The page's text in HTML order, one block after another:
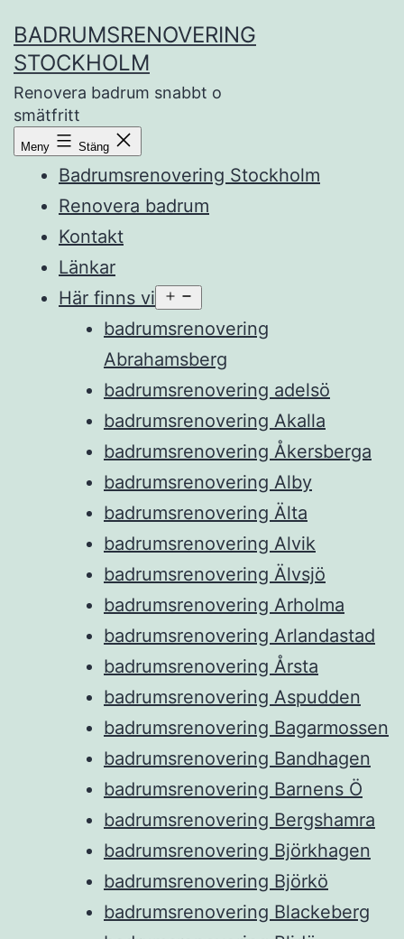
till
innehåll
BADRUMSRENOVERING
STOCKHOLM
Renovera badrum snabbt o
smätfritt
Meny Stäng
Badrumsrenovering Stockholm
Renovera badrum
Kontakt
Länkar
Här finns vi
meny
badrumsrenovering
Abrahamsberg
badrumsrenovering adelsö
badrumsrenovering Akalla
badrumsrenovering Åkersberga
badrumsrenovering Alby
badrumsrenovering Älta
badrumsrenovering Alvik
badrumsrenovering Älvsjö
badrumsrenovering Arholma
badrumsrenovering Arlandastad
badrumsrenovering Årsta
badrumsrenovering Aspudden
badrumsrenovering Bagarmossen
badrumsrenovering Bandhagen
badrumsrenovering Barnens Ö
badrumsrenovering Bergshamra
badrumsrenovering Björkhagen
badrumsrenovering Björkö
badrumsrenovering Blackeberg